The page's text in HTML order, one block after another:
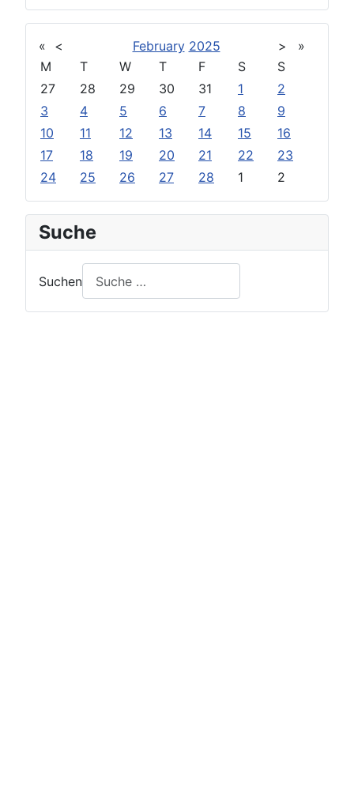
« < February 2025 >
»
M
T W T F S
S
27
28 29 30 31 1
2
3
4 5 6 7 8
9
10
11 12 13 14 15
16
17
18 19 20 21 22
23
24
25 26 27 28 1 2
Suche
Suchen